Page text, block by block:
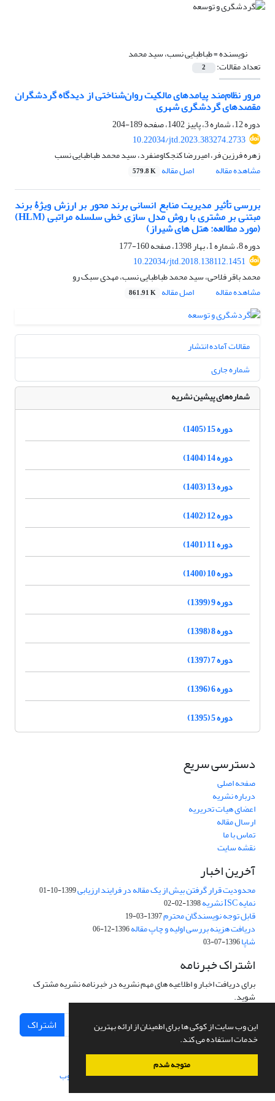
این وب سایت از کوکی ها برای اطمینان از ارائه بهترین
خدمات استفاده می کند.
متوجه شدم
نویسنده =طباطبایی نسب، سید محمد
تعداد مقالات: 2
مرور نظام‌مند پیامدهای مالکیت روان‌شناختی از دیدگاه گردشگران
مقصدهای گردشگری شهری
دوره 12، شماره 3، پاییز 1402، صفحه
189-204
10.22034/jtd.2023.383274.2733
زهره فرزین فر، امیررضا کنجکاومنفرد، سید محمد طباطبایی نسب
مشاهده مقاله
اصل مقاله 579.8 K
بررسی تأثیر مدیریت منابع انسانی برند محور بر ارزش ویژۀ برند
مبتنی بر مشتری با روش مدل سازی خطی سلسله مراتبی (HLM)
(مورد مطالعه: هتل های شیراز)
دوره 8، شماره 1، بهار 1398، صفحه
160-177
10.22034/jtd.2018.138112.1451
محمد باقر فلاحی، سید محمد طباطبایی نسب، مهدی سبک رو
مشاهده مقاله
اصل مقاله 861.91 K
مقالات آماده انتشار
شماره جاری
شماره‌های پیشین نشریه
دوره 15 (1405)
دوره 14 (1404)
دوره 13 (1403)
دوره 12 (1402)
دوره 11 (1401)
دوره 10 (1400)
دوره 9 (1399)
دوره 8 (1398)
دوره 7 (1397)
دوره 6 (1396)
دوره 5 (1395)
دسترسی سریع
صفحه اصلی
درباره نشریه
اعضای هیات تحریریه
ارسال مقاله
تماس با ما
نقشه سایت
آخرین اخبار
محدودیت قرار گرفتن بیش از یک مقاله در فرایند ارزیابی1399-10-01
نمایه ISC نشریه 1398-02-02
قابل توجه نویسندگان محترم1397-03-19
دریافت هزینه بررسی اولیه و چاپ مقاله1396-12-06
شاپا1396-07-03
اشتراک خبرنامه
برای دریافت اخبار و اطلاعیه های مهم نشریه در خبرنامه نشریه مشترک
شوید.
اشتراک
سامانه مدیریت نشریات علمی.طراحی و پیاده سازی از سیناوب